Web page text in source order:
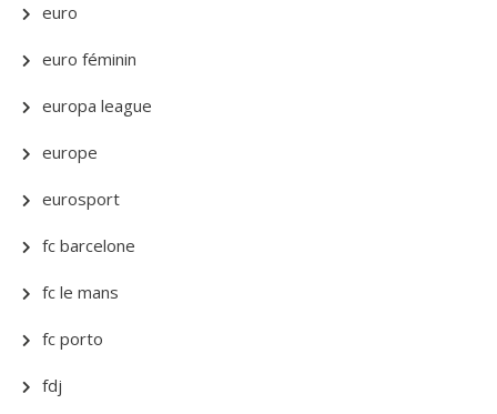
euro
euro féminin
europa league
europe
eurosport
fc barcelone
fc le mans
fc porto
fdj